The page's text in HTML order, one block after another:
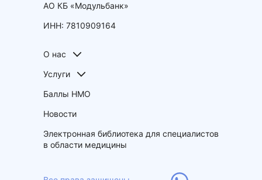
АО КБ «Модульбанк»
ИНН: 7810909164
О нас
Услуги
Баллы НМО
Новости
Электронная библиотека для специалистов
в области медицины